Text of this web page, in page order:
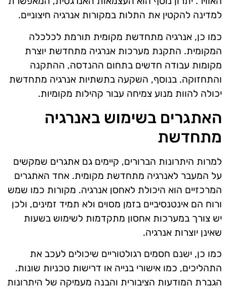
למדינה להקטין את התלות במקורות אנרגיה חיצוניים.
כמו כן, אנרגיה מתחדשת מקומית תורמת לכלכלה
המקומית. התקנת מערכות אנרגיה מתחדשת יוצרת
מקומות עבודה חדשים בתחום ההנדסה, ההתקנה
והתחזוקה. בנוסף, השקעה בתשתיות אנרגיה מתחדשת
יכולה להוות מנוע צמיחה עבור קהילות מקומיות.
האתגרים בשימוש באנרגיה
מתחדשת
למרות היתרונות הברורים, קיימים גם אתגרים שמקשים
על המעבר לאנרגיה מתחדשת מקומית. אחד האתגרים
המרכזיים הוא היכולת לאחסן אנרגיה. מקורות כמו שמש
ורוח הם אינטנסיביים בזמן מסוים ולא תמיד זמינים, ולכן
יש צורך במערכות אחסון מתקדמות לשימוש בשעות
שאינן יוצרות אנרגיה.
כמו כן, ישנם חסמים רגולטוריים שיכולים לעכב את
התהליכים, כמו אישורי בנייה או דרישות טכניות שונות.
הגברת המודעות הציבורית והבנה מעמיקה של היתרונות